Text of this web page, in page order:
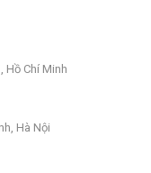
Hồ Chí Minh
Hà Nội